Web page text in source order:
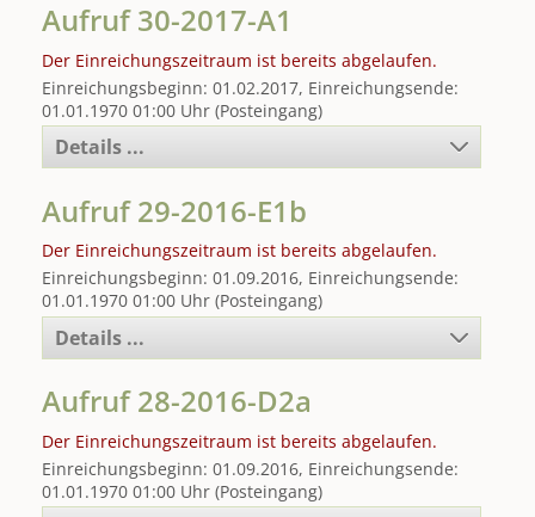
Aufruf 30-2017-A1
Der Einreichungszeitraum ist bereits abgelaufen.
Einreichungsbeginn: 01.02.2017, Einreichungsende:
01.01.1970 01:00 Uhr (Posteingang)
Details ...
Aufruf 29-2016-E1b
Der Einreichungszeitraum ist bereits abgelaufen.
Einreichungsbeginn: 01.09.2016, Einreichungsende:
01.01.1970 01:00 Uhr (Posteingang)
Details ...
Aufruf 28-2016-D2a
Der Einreichungszeitraum ist bereits abgelaufen.
Einreichungsbeginn: 01.09.2016, Einreichungsende:
01.01.1970 01:00 Uhr (Posteingang)